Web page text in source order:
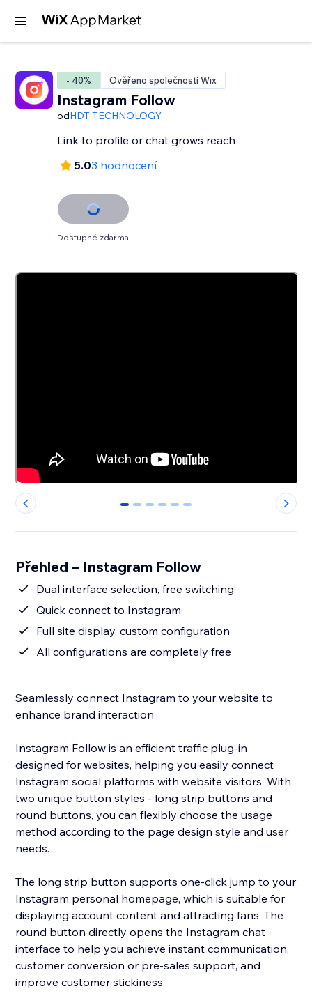
- 40% Ověřeno společností Wix
Instagram Follow
odHDT TECHNOLOGY
Link to profile or chat grows reach
5.03 hodnocení
Dostupné zdarma
0 1 2 3 4 5
Přehled – Instagram Follow
Dual interface selection, free switching
Quick connect to Instagram
Full site display, custom configuration
All configurations are completely free
Seamlessly connect Instagram to your website to
enhance brand interaction
Instagram Follow is an efficient traffic plug-in
designed for websites, helping you easily connect
Instagram social platforms with website visitors. With
two unique button styles - long strip buttons and
round buttons, you can flexibly choose the usage
method according to the page design style and user
needs.
The long strip button supports one-click jump to your
Instagram personal homepage, which is suitable for
displaying account content and attracting fans. The
round button directly opens the Instagram chat
interface to help you achieve instant communication,
customer conversion or pre-sales support, and
improve customer stickiness.